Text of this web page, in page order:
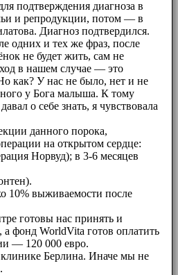
подтверждения диагноза в
и репродукции, потом — в
Диагноз подтвердился.
одних и тех же фраз, после
не будет жить, сам не
в нашем случае — это
как? У нас не было, нет и не
у Бога малыша. К тому
о себе знать, я чувствовала
данного порока,
на открытом сердце:
Норвуд); в 3-6 месяцев
10% выживаемости после
готовы нас принять и
а фонд WorldVita готов оплатить
— 120 000 евро.
Берлина. Иначе мы не